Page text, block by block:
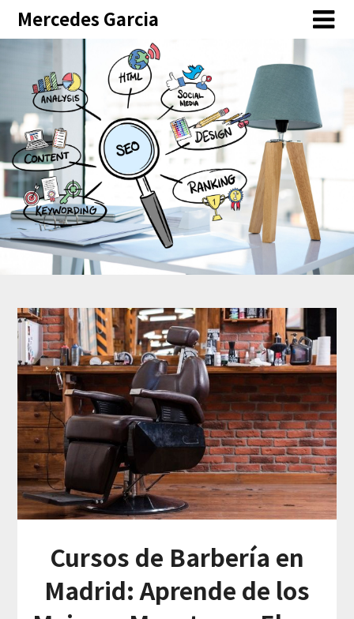
SkipMercedes Garcia
Cursos de Barbería en
Madrid: Aprende de los